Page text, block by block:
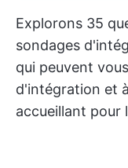
Explorons 35
sondages
qui peuvent
d'intégration et
accueillant pour